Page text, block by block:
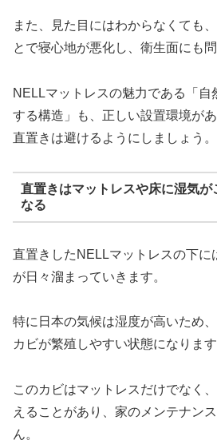
また、見た目にはわからなくても
とで寝心地が悪化し、衛生面にも
NELLマットレスの魅力である「自
する構造」も、正しい設置環境が
直置きは避けるようにしましょう。
直置きはマットレスや床に湿気が
なる
直置きしたNELLマットレスの下に
が日々溜まっていきます。
特に日本の気候は湿度が高いため
カビが繁殖しやすい状態になります
このカビはマットレスだけでなく
えることがあり、家のメンテナン
ん。